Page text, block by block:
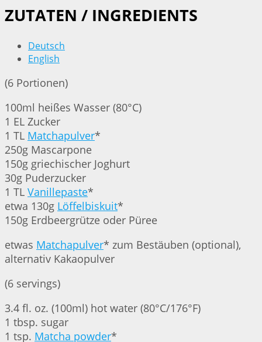
ZUTATEN / INGREDIENTS
Deutsch
English
(6 Portionen)
100ml heißes Wasser (80°C)
1 EL Zucker
1 TL Matchapulver*
250g Mascarpone
150g griechischer Joghurt
30g Puderzucker
1 TL Vanillepaste*
etwa 130g Löffelbiskuit*
150g Erdbeergrütze oder Püree
etwas Matchapulver* zum Bestäuben (optional),
alternativ Kakaopulver
(6 servings)
3.4 fl. oz. (100ml) hot water (80°C/176°F)
1 tbsp. sugar
1 tsp. Matcha powder*